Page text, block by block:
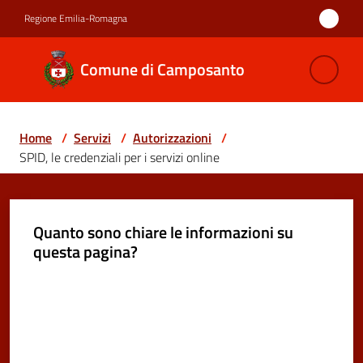
Regione Emilia-Romagna
Comune di Camposanto
Comune di
Camposanto
Amministrazione
Servizi
Menu selezionato
Home / Servizi / Autorizzazioni /
SPID, le credenziali per i servizi online
Quanto sono chiare le informazioni su
questa pagina?